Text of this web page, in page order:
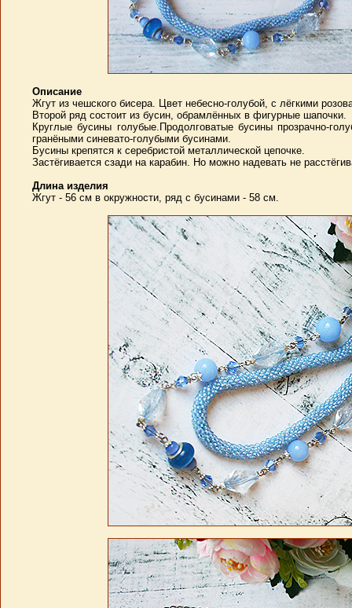
Описание
Жгут из чешского бисера. Цвет небесно-голубой, с лёгкими
Второй ряд состоит из бусин, обрамлённых в фигурные шапочки.
Круглые бусины голубые.Продолговатые бусины прозрачно-
гранёными синевато-голубыми бусинами.
Бусины крепятся к серебристой металлической цепочке.
Застёгивается сзади на карабин. Но можно надевать не
Длина изделия
Жгут - 56 см в окружности, ряд с бусинами - 58 см.